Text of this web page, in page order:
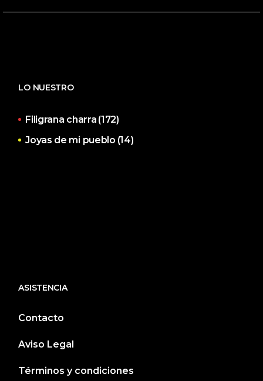
LO NUESTRO
Filigrana charra (172)
Joyas de mi pueblo (14)
ASISTENCIA
Contacto
Aviso Legal
Términos y condiciones